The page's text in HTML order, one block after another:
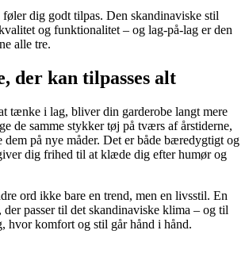
dig godt tilpas. Den skandinaviske stil
og funktionalitet – og lag-på-lag er den
alle tre.
der kan tilpasses alt
tænke i lag, bliver din garderobe langt mere
de samme stykker tøj på tværs af årstiderne,
dem på nye måder. Det er både bæredygtigt og
dig frihed til at klæde dig efter humør og
ord ikke bare en trend, men en livsstil. En
passer til det skandinaviske klima – og til
hvor komfort og stil går hånd i hånd.